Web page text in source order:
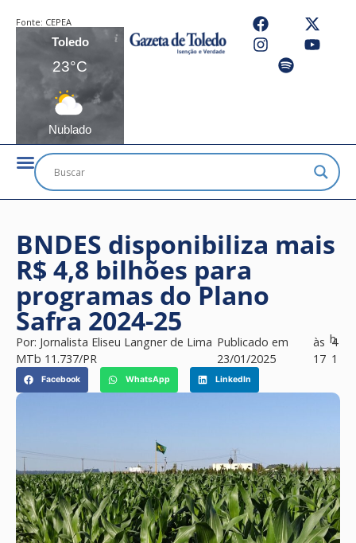
Fonte: CEPEA
Toledo
23°C
Nublado
BNDES disponibiliza mais
R$ 4,8 bilhões para
programas do Plano
Safra 2024-25
Por: Jornalista Eliseu Langner de Lima
MTb 11.737/PR
Publicado em
23/01/2025
às
17
h
4
1
Facebook WhatsApp LinkedIn